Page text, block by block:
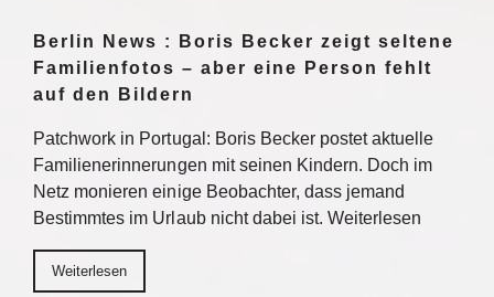
Berlin News : Boris Becker zeigt seltene
Familienfotos – aber eine Person fehlt
auf den Bildern
Patchwork in Portugal: Boris Becker postet aktuelle
Familienerinnerungen mit seinen Kindern. Doch im
Netz monieren einige Beobachter, dass jemand
Bestimmtes im Urlaub nicht dabei ist. Weiterlesen
Weiterlesen